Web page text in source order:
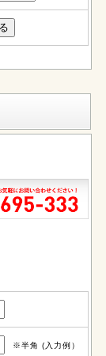
※半角 (入力例）